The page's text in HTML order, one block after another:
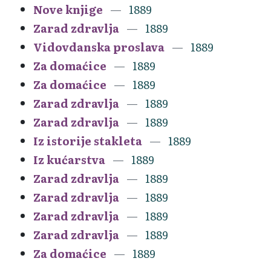
Nove knjige
1889
Zarad zdravlja
1889
Vidovdanska proslava
1889
Za domaćice
1889
Za domaćice
1889
Zarad zdravlja
1889
Zarad zdravlja
1889
Iz istorije stakleta
1889
Iz kućarstva
1889
Zarad zdravlja
1889
Zarad zdravlja
1889
Zarad zdravlja
1889
Zarad zdravlja
1889
Za domaćice
1889